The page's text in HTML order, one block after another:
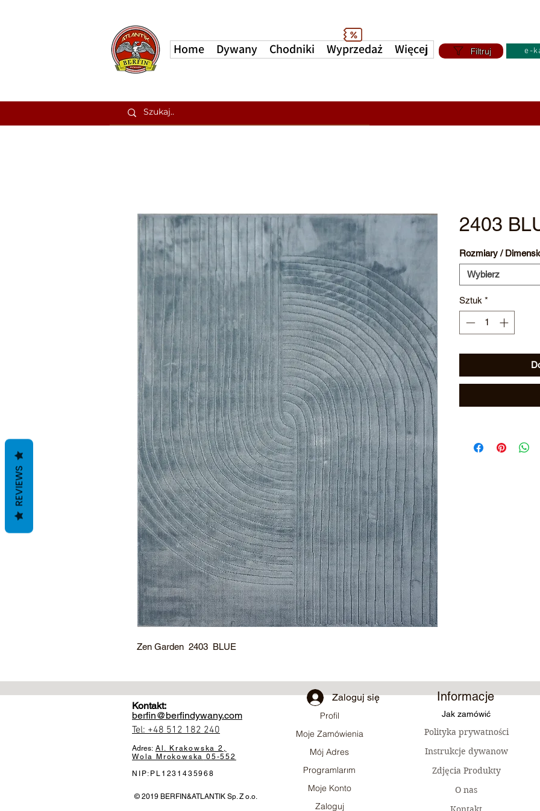
Home Dywany Chodniki Wyprzedaż Więcej Filtruj e-
Zen Garden 2403 BLUE
2403
Rozmiary /
Wybierz
Sztuk *
Kontakt:
berfin@berfindywany.com
Tel: +48 512 182 240
Adres: Al. Krakowska 2,
Wola Mrokowska 05-552
NIP:PL1231435968
© 2019 BERFIN&ATLANTIK Sp. Z o.o.
Zaloguj się Informacje
Profil
Moje Zamówienia
Mój Adres
Programlarım
Moje Konto
Zaloguj
Jak zamówić
Polityka prywatności
Instrukcje dywanow
Zdjęcia Produkty
O nas
REVIEWS